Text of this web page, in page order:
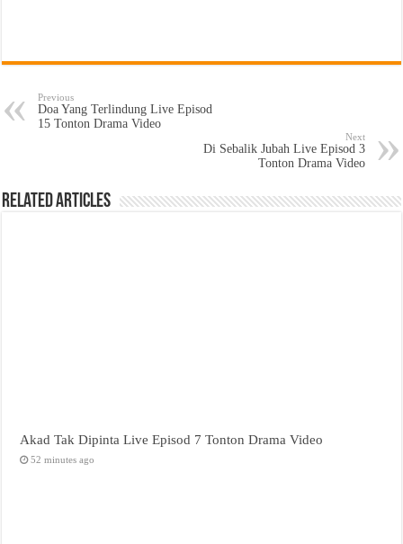
Previous
Doa Yang Terlindung Live Episod
15 Tonton Drama Video
Next
Di Sebalik Jubah Live Episod 3
Tonton Drama Video
Related Articles
Akad Tak Dipinta Live Episod 7 Tonton Drama Video
52 minutes ago